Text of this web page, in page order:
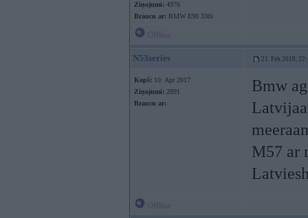
Ziņojumi: 4976
Braucu ar: BMW E90 330i
N53series 21. Feb 2018,
Kopš: 10. Apr 2017
Ziņojumi: 2891
Braucu ar:
Bmw
M57 ar